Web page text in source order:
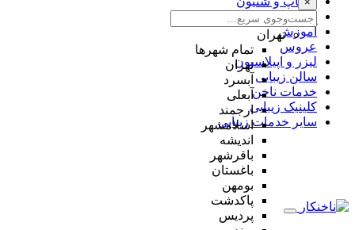
مژه و ابرو
آموزش
عروس
لیزر و اپیلاسیون
سالن زیبایی
خدمات ناخن
کلینیک زیبایی
سایر خدمات زیبایی
تهران
تمام شهر‌ها
تهران
آبسرد
آبعلی
ارجمند
اسلامشهر
اندیشه
باقرشهر
باغستان
بومهن
پاکدشت
پردیس